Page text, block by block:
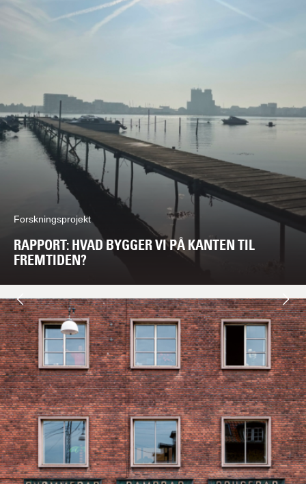
Forskningsprojekt
RAPPORT: HVAD BYGGER VI PÅ KANTEN TIL
FREMTIDEN?
Næste